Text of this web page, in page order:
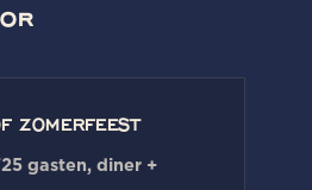
ZOMERFEEST
gasten, diner +